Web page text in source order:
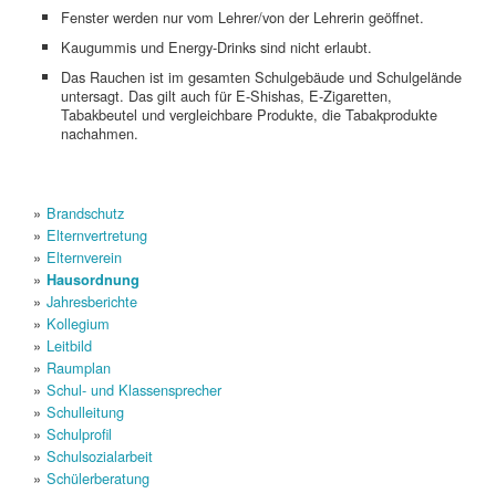
Fenster werden nur vom Lehrer/von der Lehrerin geöffnet.
Kaugummis und Energy-Drinks sind nicht erlaubt.
Das Rauchen ist im gesamten Schulgebäude und Schulgelände
untersagt. Das gilt auch für E-Shishas, E-Zigaretten,
Tabakbeutel und vergleichbare Produkte, die Tabakprodukte
nachahmen.
Brandschutz
Elternvertretung
Elternverein
Hausordnung
Jahresberichte
Kollegium
Leitbild
Raumplan
Schul- und Klassensprecher
Schulleitung
Schulprofil
Schulsozialarbeit
Schülerberatung